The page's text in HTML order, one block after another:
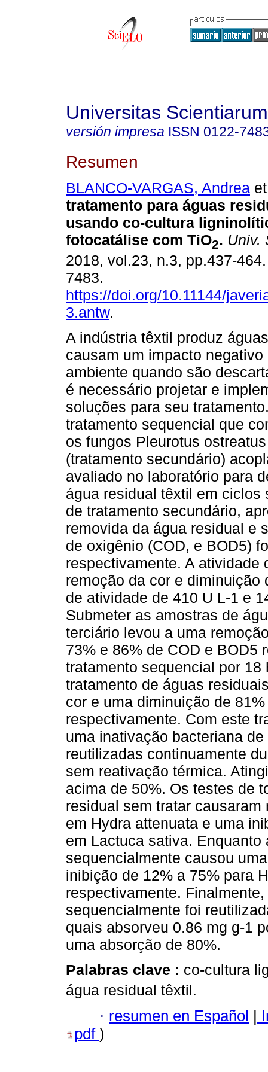
Universitas Scientiarum
versión impresa ISSN 0122-
Resumen
BLANCO-VARGAS, Andrea
tratamento para águas
usando co-cultura
fotocatálise com TiO2. Univ.
2018, vol.23, n.3, pp.437-
7483.
https://doi.org/10.11144/
3.antw.
A indústria têxtil produz
causam um impacto negativo
ambiente quando são
é necessário projetar e
soluções para seu
tratamento sequencial que
os fungos Pleurotus
(tratamento secundário)
avaliado no laboratório para
água residual têxtil em ciclos
de tratamento secundário,
removida da água residual e
de oxigênio (COD, e BOD5)
respectivamente. A atividade
remoção da cor e diminuição
de atividade de 410 U L-1 e
Submeter as amostras de
terciário levou a uma
73% e 86% de COD e BOD5
tratamento sequencial por
tratamento de águas
cor e uma diminuição de
respectivamente. Com este
uma inativação bacteriana
reutilizadas continuamente
sem reativação térmica.
acima de 50%. Os testes de
residual sem tratar
em Hydra attenuata e uma
em Lactuca sativa. Enquanto
sequencialmente causou
inibição de 12% a 75% para
respectivamente.
sequencialmente foi
quais absorveu 0.86 mg g-1
uma absorção de 80%.
Palabras clave : co-cultura
água residual têxtil.
· resumen en Español |
pdf )